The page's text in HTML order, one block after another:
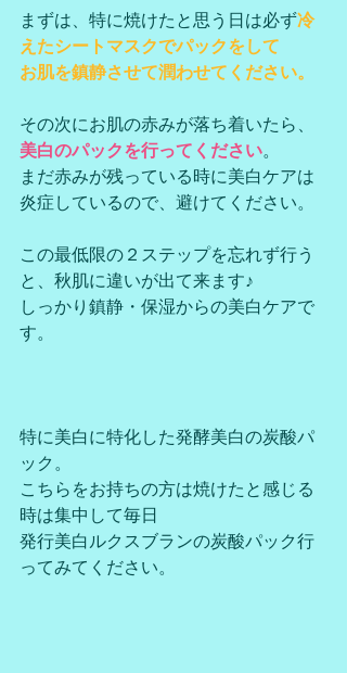
まずは、特に焼けたと思う日は必ず冷
えたシートマスクでパックをして
お肌を鎮静させて潤わせてください。
その次にお肌の赤みが落ち着いたら、
美白のパックを行ってください。
まだ赤みが残っている時に美白ケアは
炎症しているので、避けてください。
この最低限の２ステップを忘れず行う
と、秋肌に違いが出て来ます♪
しっかり鎮静・保湿からの美白ケアで
す。
特に美白に特化した発酵美白の炭酸パ
ック。
こちらをお持ちの方は焼けたと感じる
時は集中して毎日
発行美白ルクスブランの炭酸パック行
ってみてください。